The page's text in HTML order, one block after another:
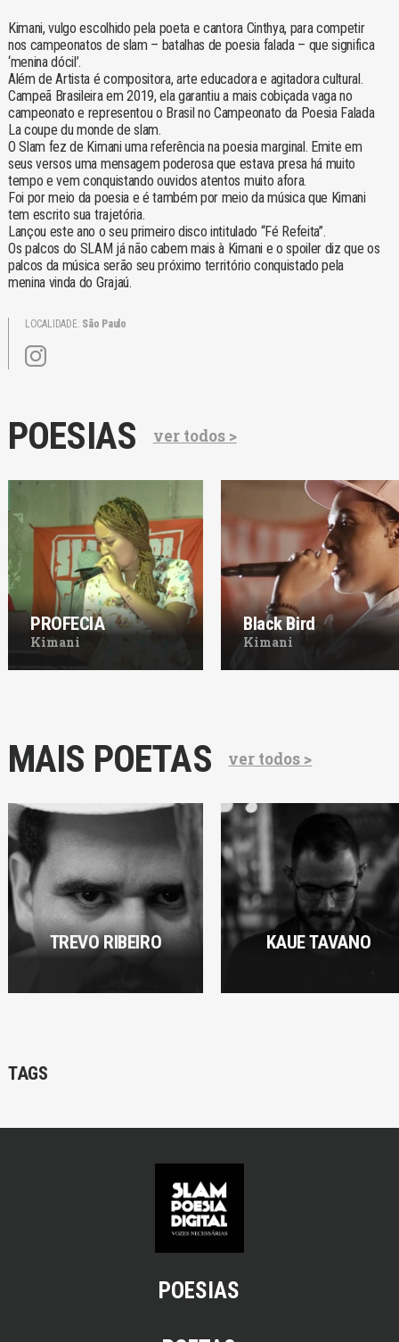
Kimani, vulgo escolhido pela poeta e cantora Cinthya, para competir
nos campeonatos de slam – batalhas de poesia falada – que significa
‘menina dócil’.
Além de Artista é compositora, arte educadora e agitadora cultural.
Campeã Brasileira em 2019, ela garantiu a mais cobiçada vaga no
campeonato e representou o Brasil no Campeonato da Poesia Falada
La coupe du monde de slam.
O Slam fez de Kimani uma referência na poesia marginal. Emite em
seus versos uma mensagem poderosa que estava presa há muito
tempo e vem conquistando ouvidos atentos muito afora.
Foi por meio da poesia e é também por meio da música que Kimani
tem escrito sua trajetória.
Lançou este ano o seu primeiro disco intitulado “Fé Refeita”.
Os palcos do SLAM já não cabem mais à Kimani e o spoiler diz que os
palcos da música serão seu próximo território conquistado pela
menina vinda do Grajaú.
LOCALIDADE: São Paulo
POESIAS ver todos >
PROFECIA
Kimani
Black Bird
Kimani
MAIS POETAS ver todos >
TREVO RIBEIRO KAUE TAVANO
TAGS
POESIAS